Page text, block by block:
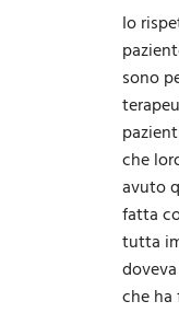
Io
sono
che
avuto
fatta
tutta
che